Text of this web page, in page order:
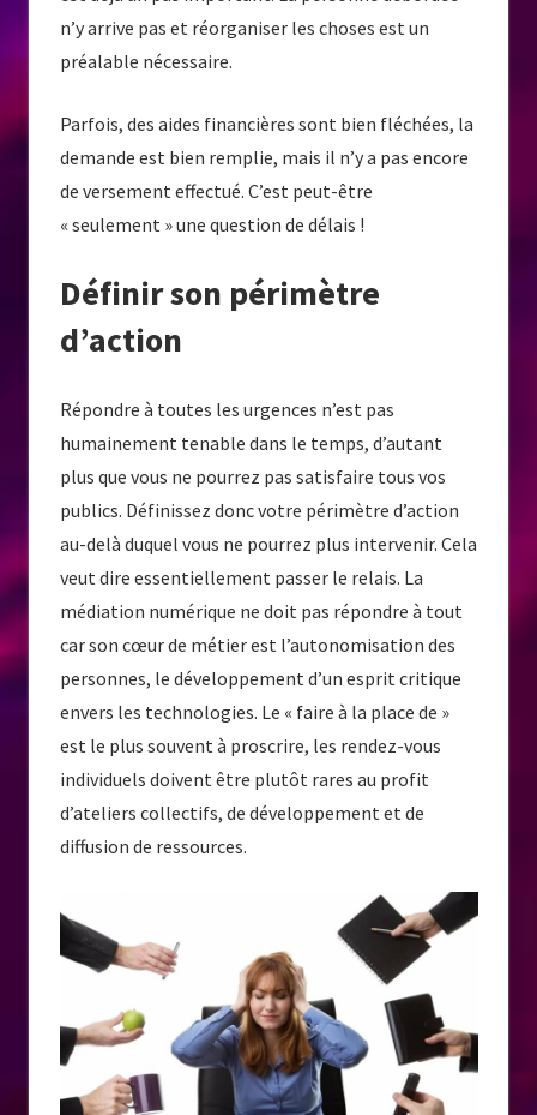
n’y arrive pas et réorganiser les choses est un
préalable nécessaire.
Parfois, des aides financières sont bien fléchées, la
demande est bien remplie, mais il n’y a pas encore
de versement effectué. C’est peut-être
« seulement » une question de délais !
Définir son périmètre
d’action
Répondre à toutes les urgences n’est pas
humainement tenable dans le temps, d’autant
plus que vous ne pourrez pas satisfaire tous vos
publics. Définissez donc votre périmètre d’action
au-delà duquel vous ne pourrez plus intervenir. Cela
veut dire essentiellement passer le relais. La
médiation numérique ne doit pas répondre à tout
car son cœur de métier est l’autonomisation des
personnes, le développement d’un esprit critique
envers les technologies. Le « faire à la place de »
est le plus souvent à proscrire, les rendez-vous
individuels doivent être plutôt rares au profit
d’ateliers collectifs, de développement et de
diffusion de ressources.